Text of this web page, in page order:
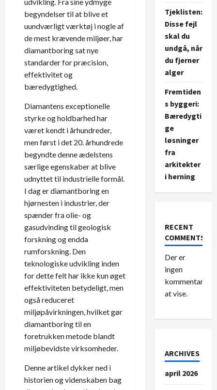
begyndelser til at blive et
uundværligt værktøj i nogle af
de mest krævende miljøer, har
diamantboring sat nye
standarder for præcision,
effektivitet og
bæredygtighed.
Diamantens exceptionelle
styrke og holdbarhed har
været kendt i århundreder,
men først i det 20. århundrede
begyndte denne ædelstens
særlige egenskaber at blive
udnyttet til industrielle formål.
I dag er diamantboring en
hjørnesten i industrier, der
spænder fra olie- og
gasudvinding til geologisk
forskning og endda
rumforskning. Den
teknologiske udvikling inden
for dette felt har ikke kun øget
effektiviteten betydeligt, men
også reduceret
miljøpåvirkningen, hvilket gør
diamantboring til en
foretrukken metode blandt
miljøbevidste virksomheder.
Denne artikel dykker ned i
historien og videnskaben bag
Tjeklisten:
Disse fejl
skal du
undgå, når
du fjerner
alger
Fremtiden
s byggeri:
Bæredygti
ge
løsninger
fra
arkitekter
i herning
RECENT
COMMENTS
Der er
ingen
kommentarer
at vise.
ARCHIVES
april 2026